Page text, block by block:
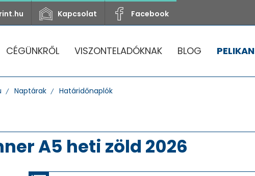
Kapcsolat Facebook
CÉGÜNKRŐL VISZONTELADÓKNAK BLOG PELIKAN
Naptárak Határidőnaplók
A5 heti zöld 2026